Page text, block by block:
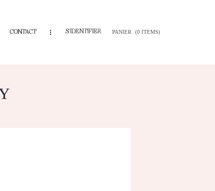
CONTACT S'IDENTIFIER PANIER (0 ITEMS)